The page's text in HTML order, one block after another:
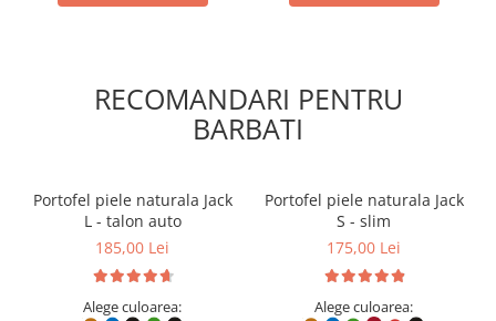
RECOMANDARI PENTRU
BARBATI
Portofel piele naturala Jack
L - talon auto
185,00 Lei
Alege culoarea:
Portofel piele naturala Jack
S - slim
175,00 Lei
Alege culoarea: